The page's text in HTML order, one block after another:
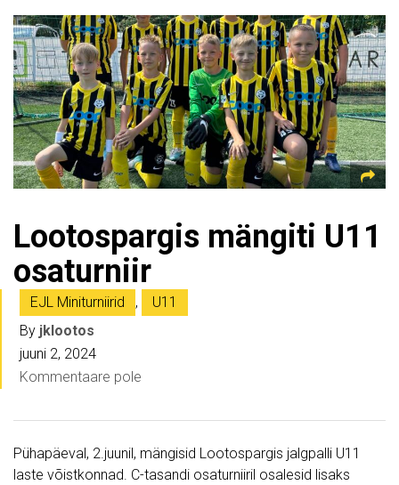
Lootospargis mängiti U11
osaturniir
EJL Miniturniirid ,
U11
By jklootos
juuni 2, 2024
Kommentaare pole
Pühapäeval, 2.juunil, mängisid Lootospargis jalgpalli U11
laste võistkonnad. C-tasandi osaturniiril osalesid lisaks